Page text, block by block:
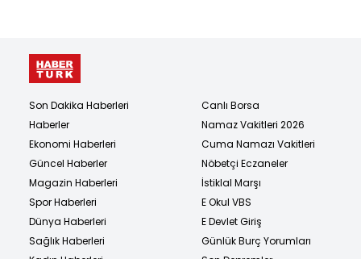
Son Dakika Haberleri
Haberler
Ekonomi Haberleri
Güncel Haberler
Magazin Haberleri
Spor Haberleri
Dünya Haberleri
Sağlık Haberleri
Canlı Borsa
Namaz Vakitleri 2026
Cuma Namazı Vakitleri
Nöbetçi Eczaneler
İstiklal Marşı
E Okul VBS
E Devlet Giriş
Günlük Burç Yorumları